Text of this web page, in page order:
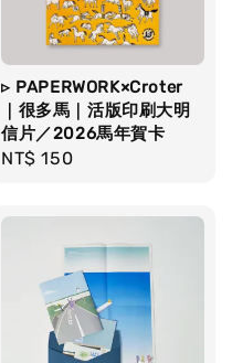
▹ PAPERWORK×Croter
｜很多馬｜活版印刷大明
信片／2026馬年賀卡
Regular
NT$ 150